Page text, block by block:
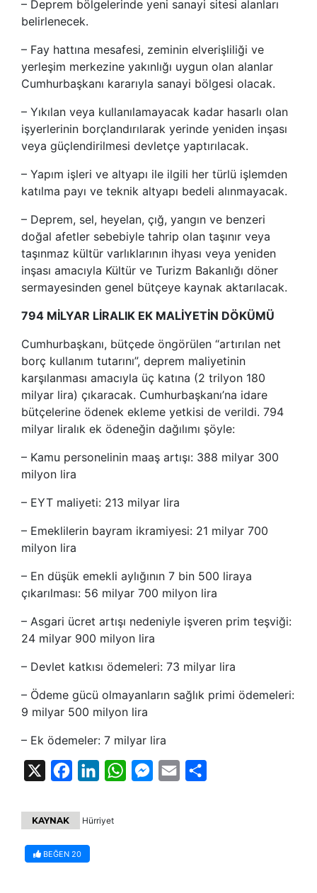
– Deprem bölgelerinde yeni sanayi sitesi alanları
belirlenecek.
– Fay hattına mesafesi, zeminin elverişliliği ve
yerleşim merkezine yakınlığı uygun olan alanlar
Cumhurbaşkanı kararıyla sanayi bölgesi olacak.
– Yıkılan veya kullanılamayacak kadar hasarlı olan
işyerlerinin borçlandırılarak yerinde yeniden inşası
veya güçlendirilmesi devletçe yaptırılacak.
– Yapım işleri ve altyapı ile ilgili her türlü işlemden
katılma payı ve teknik altyapı bedeli alınmayacak.
– Deprem, sel, heyelan, çığ, yangın ve benzeri
doğal afetler sebebiyle tahrip olan taşınır veya
taşınmaz kültür varlıklarının ihyası veya yeniden
inşası amacıyla Kültür ve Turizm Bakanlığı döner
sermayesinden genel bütçeye kaynak aktarılacak.
794 MİLYAR LİRALIK EK MALİYETİN DÖKÜMÜ
Cumhurbaşkanı, bütçede öngörülen “artırılan net
borç kullanım tutarını”, deprem maliyetinin
karşılanması amacıyla üç katına (2 trilyon 180
milyar lira) çıkaracak. Cumhurbaşkanı’na idare
bütçelerine ödenek ekleme yetkisi de verildi. 794
milyar liralık ek ödeneğin dağılımı şöyle:
– Kamu personelinin maaş artışı: 388 milyar 300
milyon lira
– EYT maliyeti: 213 milyar lira
– Emeklilerin bayram ikramiyesi: 21 milyar 700
milyon lira
– En düşük emekli aylığının 7 bin 500 liraya
çıkarılması: 56 milyar 700 milyon lira
– Asgari ücret artışı nedeniyle işveren prim teşviği:
24 milyar 900 milyon lira
– Devlet katkısı ödemeleri: 73 milyar lira
– Ödeme gücü olmayanların sağlık primi ödemeleri:
9 milyar 500 milyon lira
– Ek ödemeler: 7 milyar lira
FacebookLinkedInWhatsAppMessenger
Email
KAYNAK Hürriyet
BEĞEN 20